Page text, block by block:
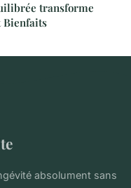
transforme
Bienfaits
absolument sans